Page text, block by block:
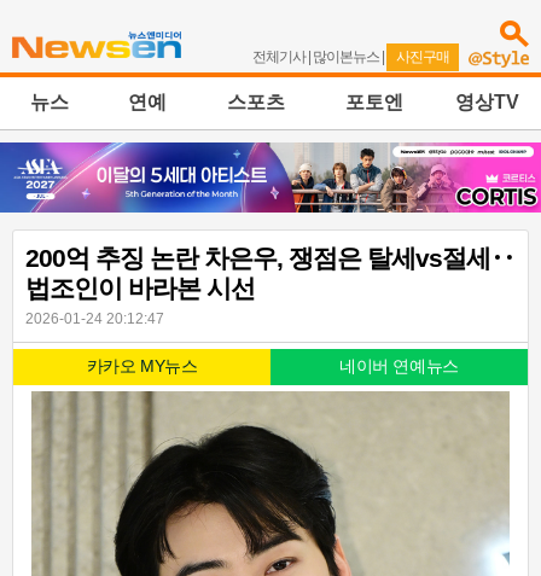
전체기사| 많이본뉴스 | 사진구매
뉴스 연예 스포츠 포토엔 영상TV
200억 추징 논란 차은우, 쟁점은 탈세vs절세‥
법조인이 바라본 시선
2026-01-24 20:12:47
카카오 MY뉴스 네이버 연예뉴스